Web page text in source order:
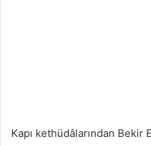
Kapı kethüdâlarından Bekir